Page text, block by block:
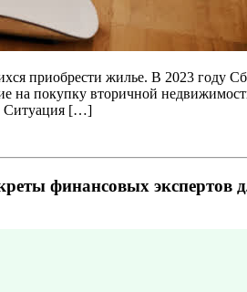
приобрести жилье. В 2023 году
покупку вторичной
Ситуация […]
финансовых экспертов